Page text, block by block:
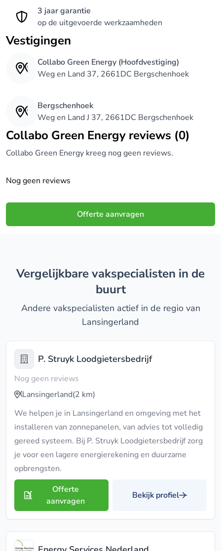
3 jaar garantie
op de uitgevoerde werkzaamheden
Vestigingen
Collabo Green Energy (Hoofdvestiging)
Weg en Land 37, 2661DC Bergschenhoek
Bergschenhoek
Weg en Land J 37, 2661DC Bergschenhoek
Collabo Green Energy reviews (0)
Collabo Green Energy kreeg nog geen reviews.
Nog geen reviews
Offerte aanvragen
Vergelijkbare vakspecialisten in de
buurt
Andere vakspecialisten actief in de regio van
Lansingerland
P. Struyk Loodgietersbedrijf
Nog geen reviews
Lansingerland(2 km)
We helpen je in Lansingerland en omgeving met het
installeren van zonnepanelen, van advies tot volledig
gereed systeem. Bij P. Struyk Loodgietersbedrijf zorg
je voor een lagere energierekening en duurzame
opbrengsten.
Offerte
aanvragen
Bekijk profiel